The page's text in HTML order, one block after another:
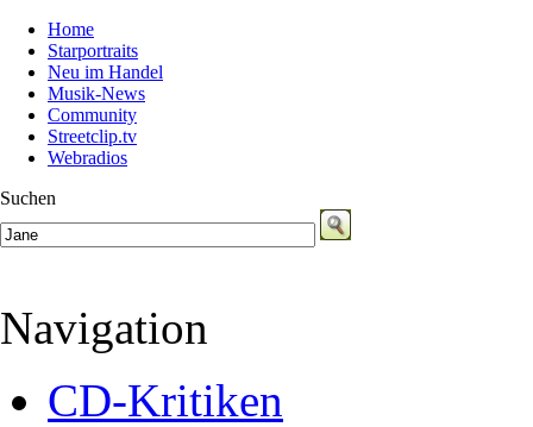
Home
Starportraits
Neu im Handel
Musik-News
Community
Streetclip.tv
Webradios
Suchen
Navigation
CD-Kritiken